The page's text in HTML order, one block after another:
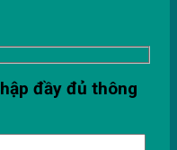
đầy đủ thông